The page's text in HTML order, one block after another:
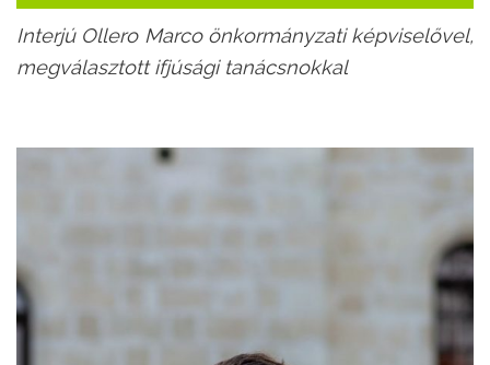
Interjú Ollero Marco önkormányzati képviselővel,
megválasztott ifjúsági tanácsnokkal